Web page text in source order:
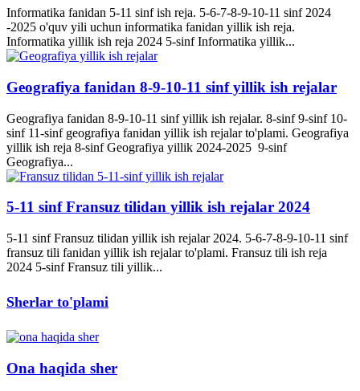
Informatika fanidan 5-11 sinf ish reja. 5-6-7-8-9-10-11 sinf 2024
-2025 o'quv yili uchun informatika fanidan yillik ish reja.
Informatika yillik ish reja 2024 5-sinf Informatika yillik...
Geografiya fanidan 8-9-10-11 sinf yillik ish rejalar
Geografiya fanidan 8-9-10-11 sinf yillik ish rejalar. 8-sinf 9-sinf 10-
sinf 11-sinf geografiya fanidan yillik ish rejalar to'plami. Geografiya
yillik ish reja 8-sinf Geografiya yillik 2024-2025 9-sinf
Geografiya...
5-11 sinf Fransuz tilidan yillik ish rejalar 2024
5-11 sinf Fransuz tilidan yillik ish rejalar 2024. 5-6-7-8-9-10-11 sinf
fransuz tili fanidan yillik ish rejalar to'plami. Fransuz tili ish reja
2024 5-sinf Fransuz tili yillik...
Sherlar to'plami
Ona haqida sher